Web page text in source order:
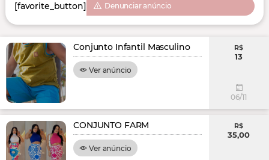
[favorite_button] Denunciar anúncio
Conjunto Infantil Masculino
Ver anúncio
R$
13
06/11
CONJUNTO FARM
Ver anúncio
R$
35,00